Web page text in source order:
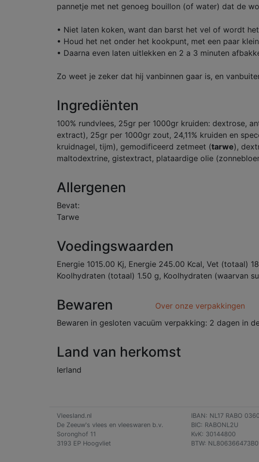
pannetje met net genoeg bouillon (of water) dat de
• Niet laten koken, want dan barst het vel of wordt
• Houd het net onder het kookpunt, met een paar
• Daarna even laten uitlekken en 2 a 3 minuten
Zo weet je zeker dat hij vanbinnen gaar is, en
Ingrediënten
100% rundvlees, 25gr per 1000gr kruiden: dextrose,
extract), 25gr per 1000gr zout, 24,11% kruiden en
kruidnagel, tijm), gemodificeerd zetmeet (tarwe),
maltodextrine, gistextract, plataardige olie
Allergenen
Bevat:
Tarwe
Voedingswaarden
Energie 1015.00 Kj, Energie 245.00 Kcal, Vet (totaal)
Koolhydraten (totaal) 1.50 g, Koolhydraten (waarvan
Bewaren
Over onze verpakkingen
Bewaren in gesloten vacuüm verpakking: 2 dagen in
Land van herkomst
Ierland
Vleesland.nl
De Zeeuw's vlees en vleeswaren b.v.
Soronghof 11
3193 EP Hoogvliet
IBAN: NL17 RABO
BIC: RABONL2U
KvK: 30144800
BTW: